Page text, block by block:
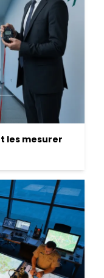
les mesurer